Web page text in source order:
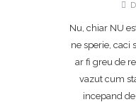
Nu, chiar NU
ne sperie, caci
ar fi greu de
vazut cum
incepand